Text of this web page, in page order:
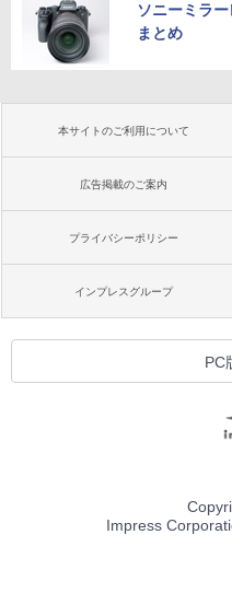
ソニーミラ
まとめ
本サイトのご利用について
広告掲載のご案内
プライバシーポリシー
インプレスグループ
PC
Impress